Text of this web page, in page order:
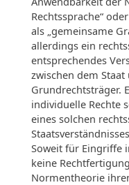
Rechtssprache“
als „gemeinsame
allerdings ein
entsprechendes
zwischen dem
Grundrechtsträger.
individuelle Rechte
eines solchen
Soweit für Eingriffe
keine
Normentheorie